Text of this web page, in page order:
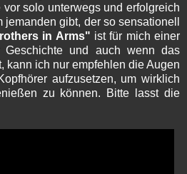
solo unterwegs und erfolgreich
gibt, der so sensationell
in Arms" ist für mich einer
und auch wenn das
kann ich nur empfehlen die Augen
aufzusetzen, um wirklich
zu können. Bitte lasst die